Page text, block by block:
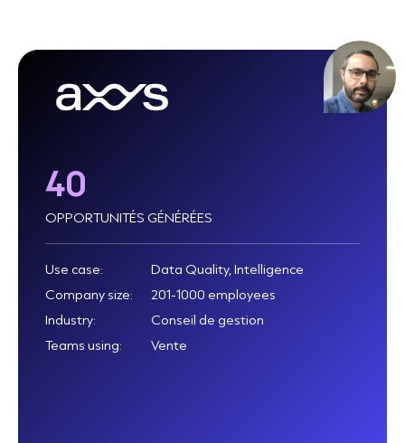
40
OPPORTUNITÉS GÉNÉRÉES
Use case:
Data Quality, Intelligence
Company size:
201-1000 employees
Industry:
Conseil de gestion
Teams using:
Vente